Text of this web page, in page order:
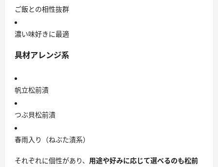
ご飯との相性抜群
濃い味好きに最適
具材アレンジ系
帆立松前漬
つぶ貝松前漬
春雨入り（ねぶた漬系）
それぞれに個性があり、 用途や好みに応じて選べるのも松前